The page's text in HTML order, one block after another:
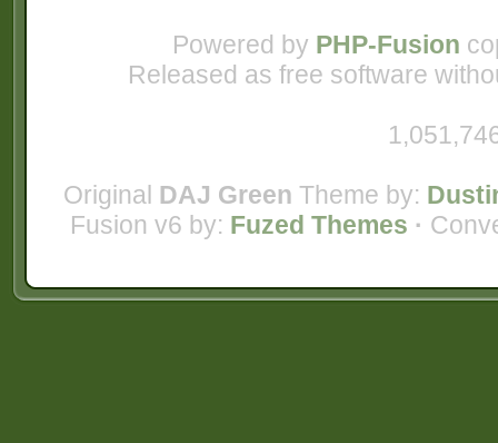
Powered by PHP-Fusion
Released as free software
Original DAJ Green Theme by:
Fusion v6 by: Fuzed Themes ·